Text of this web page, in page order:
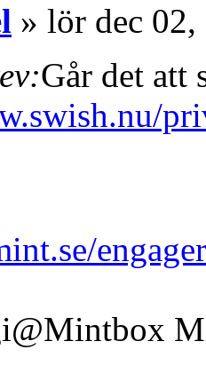
» lör dec
Går det att